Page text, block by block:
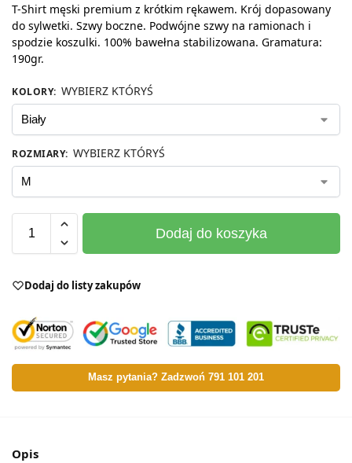
T-Shirt męski premium z krótkim rękawem. Krój dopasowany
do sylwetki. Szwy boczne. Podwójne szwy na ramionach i
spodzie koszulki. 100% bawełna stabilizowana. Gramatura:
190gr.
KOLORY: WYBIERZ KTÓRYŚ
ROZMIARY: WYBIERZ KTÓRYŚ
Dodaj do koszyka
Dodaj do listy zakupów
Masz pytania? Zadzwoń 791 101 201
Opis